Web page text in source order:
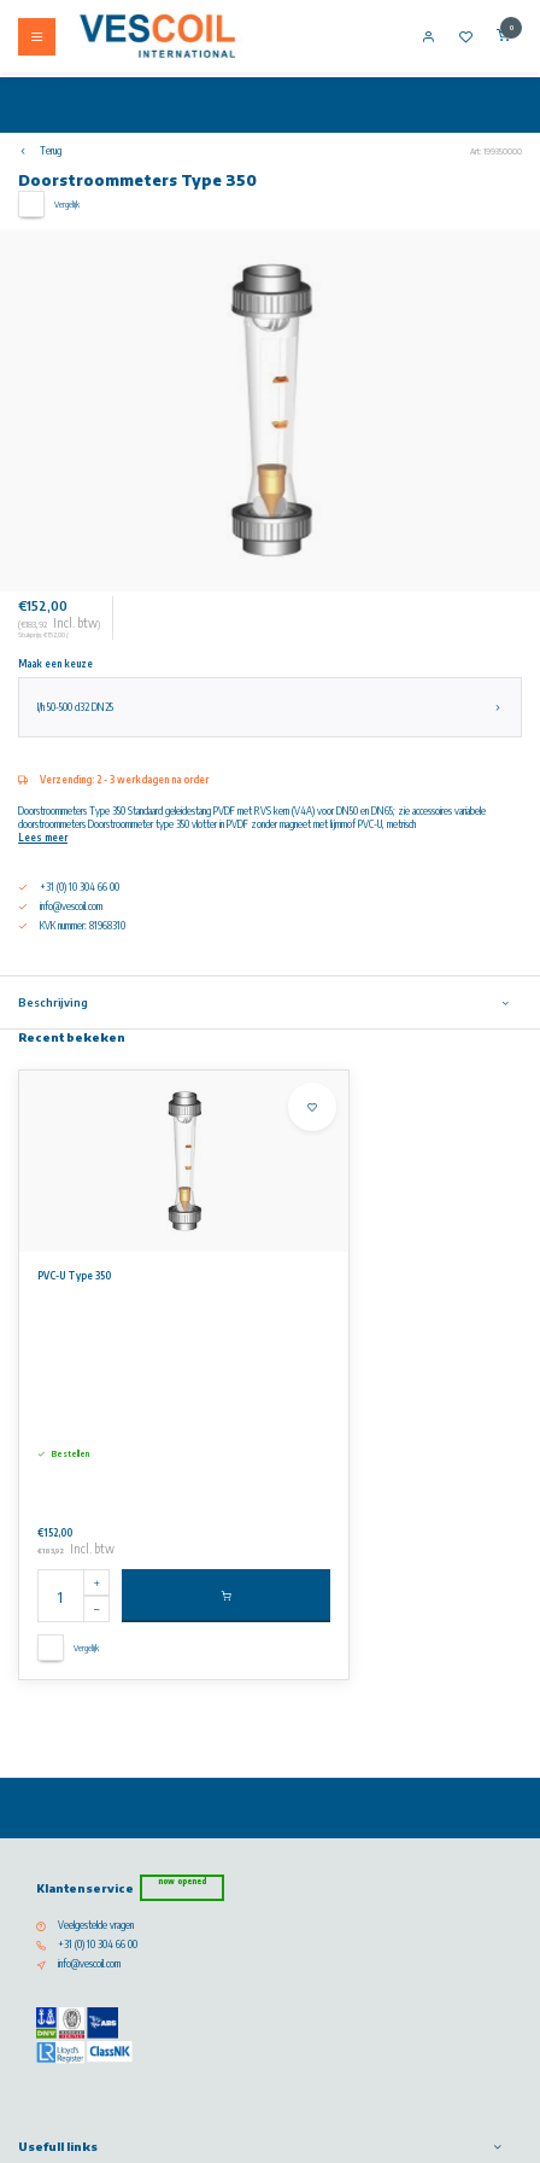
0
Terug Art: 199350000
Doorstroommeters Type 350
Vergelijk
€152,00
(€183,92 Incl. btw)
Stukprijs: €152,00 /
Maak een keuze
l/h 50-500 d32 DN25
Verzending: 2 - 3 werkdagen na order
Doorstroommeters Type 350 Standaard geleidestang PVDF met RVS kern (V4A) voor DN50 en DN65; zie accessoires variabele
doorstroommeters Doorstroommeter type 350 vlotter in PVDF zonder magneet met lijmmof PVC-U, metrisch
Lees meer
+31 (0) 10 304 66 00
info@vescoil.com
KVK nummer: 81968310
Beschrijving
Recent bekeken
PVC-U Type 350
Bestellen
€152,00
€183,92 Incl. btw
Vergelijk
Klantenservice now opened
Veelgestelde vragen
+31 (0) 10 304 66 00
info@vescoil.com
Usefull links